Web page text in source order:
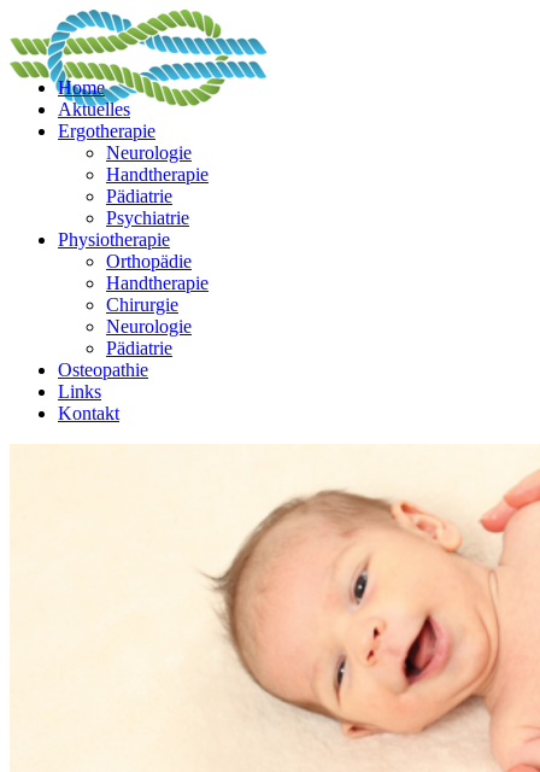
Home
Aktuelles
Ergotherapie
Neurologie
Handtherapie
Pädiatrie
Psychiatrie
Physiotherapie
Orthopädie
Handtherapie
Chirurgie
Neurologie
Pädiatrie
Osteopathie
Links
Kontakt